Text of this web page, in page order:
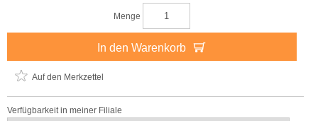
Menge
In den Warenkorb
Auf den Merkzettel
Verfügbarkeit in meiner Filiale